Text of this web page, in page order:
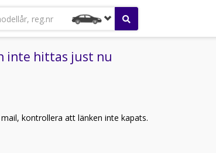
reg.nr
inte hittas just nu
kontrollera att länken inte kapats.